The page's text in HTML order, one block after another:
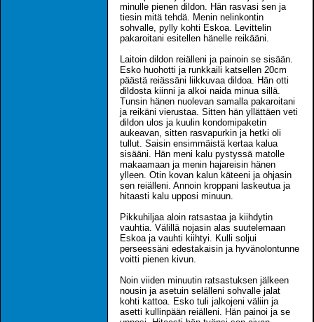
minulle pienen dildon. Hän rasvasi sen ja
tiesin mitä tehdä. Menin nelinkontin
sohvalle, pylly kohti Eskoa. Levittelin
pakaroitani esitellen hänelle reikääni.
Laitoin dildon reiälleni ja painoin se sisään.
Esko huohotti ja runkkaili katsellen 20cm
päästä reiässäni liikkuvaa dildoa. Hän otti
dildosta kiinni ja alkoi naida minua sillä.
Tunsin hänen nuolevan samalla pakaroitani
ja reikäni vierustaa. Sitten hän yllättäen veti
dildon ulos ja kuulin kondomipaketin
aukeavan, sitten rasvapurkin ja hetki oli
tullut. Saisin ensimmäistä kertaa kalua
sisääni. Hän meni kalu pystyssä matolle
makaamaan ja menin hajareisin hänen
ylleen. Otin kovan kalun käteeni ja ohjasin
sen reiälleni. Annoin kroppani laskeutua ja
hitaasti kalu upposi minuun.
Pikkuhiljaa aloin ratsastaa ja kiihdytin
vauhtia. Välillä nojasin alas suutelemaan
Eskoa ja vauhti kiihtyi. Kulli soljui
perseessäni edestakaisin ja hyvänolontunne
voitti pienen kivun.
Noin viiden minuutin ratsastuksen jälkeen
nousin ja asetuin selälleni sohvalle jalat
kohti kattoa. Esko tuli jalkojeni väliin ja
asetti kullinpään reiälleni. Hän painoi ja se